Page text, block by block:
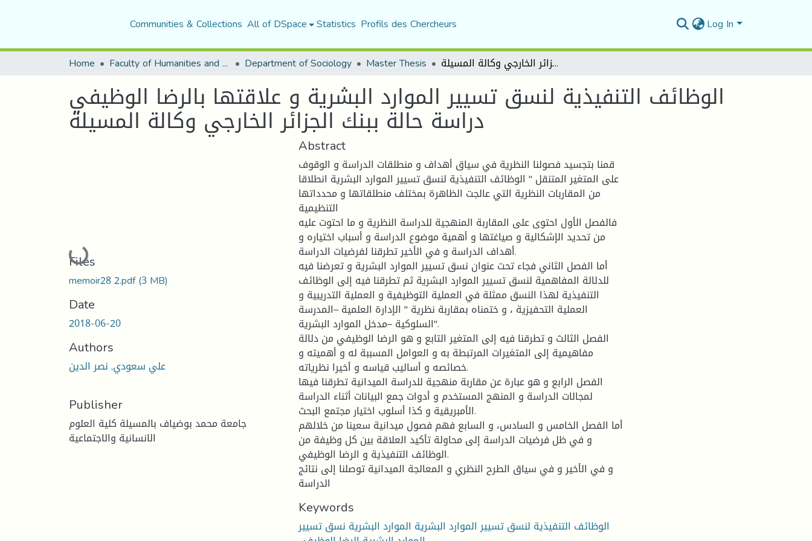
Communities & Collections All of DSpace Statistics Profils des Chercheurs Log In
Home Faculty of Humanities and Social Sciences Department of Sociology Master Thesis الوظائف التنفيذية لنسق تسيير الموارد البشرية و علاقتها بالرضا الوظيفي دراسة حالة ببنك الجزائر الخارجي وكالة المسيلة
الوظائف التنفيذية لنسق تسيير الموارد البشرية و علاقتها بالرضا الوظيفي
دراسة حالة ببنك الجزائر الخارجي وكالة المسيلة
Loading...
Files
memoir28 2.pdf(3 MB)
Date
2018-06-20
Authors
علي سعودي, نصر الدين
Publisher
جامعة محمد بوضياف بالمسيلة كلية العلوم
الانسانية والاجتماعية
Abstract
قمنا بتجسيد فصولنا النظرية في سياق أهداف و منطلقات الدراسة و الوقوف
على المتغير المتنقل " الوظائف التنفيذية لنسق تسيير الموارد البشرية انطلاقا
من المقاربات النظرية التي عالجت الظاهرة بمختلف منطلقاتها و محدداتها
التنظيمية
فالفصل الأول احتوى على المقاربة المنهجية للدراسة النظرية و ما احتوت عليه
من تحديد الإشكالية و صياغتها و أهمية موضوع الدراسة و أسباب اختياره و
أهداف الدراسة و في الأخير تطرقنا لفرضيات الدراسة.
أما الفصل الثاني فجاء تحت عنوان نسق تسيير الموارد البشرية و تعرضنا فيه
للدلالة المفاهمية لنسق تسيير الموارد البشرية ثم تطرقنا فيه إلى الوظائف
التنفيذية لهذا النسق ممثلة في العملية التوظيفية و العملية التدريبية و
العملية التحفيزية ، و ختمناه بمقاربة نظرية " الإدارة العلمية –المدرسة
السلوكية –مدخل الموارد البشرية".
الفصل الثالث و تطرقنا فيه إلى المتغير التابع و هو الرضا الوظيفي من دلالة
مفاهيمية إلى المتغيرات المرتبطة به و العوامل المسببة له و أهميته و
خصائصه و أساليب قياسه و أخيرا نظرياته.
الفصل الرابع و هو عبارة عن مقاربة منهجية للدراسة الميدانية تطرقنا فيها
لمجالات الدراسة و المنهج المستخدم و أدوات جمع البيانات أثناء الدراسة
الأمبريقية و كذا أسلوب اختيار مجتمع البحث.
أما الفصل الخامس و السادس، و السابع فهم فصول ميدانية سعينا من خلالهم
و في ظل فرضيات الدراسة إلى محاولة تأكيد العلاقة بين كل وظيفة من
الوظائف التنفيذية و الرضا الوظيفي.
و في الأخير و في سياق الطرح النظري و المعالجة الميدانية توصلنا إلى نتائج
الدراسة
Keywords
الوظائف التنفيذية لنسق تسيير الموارد البشرية الموارد البشرية نسق تسيير